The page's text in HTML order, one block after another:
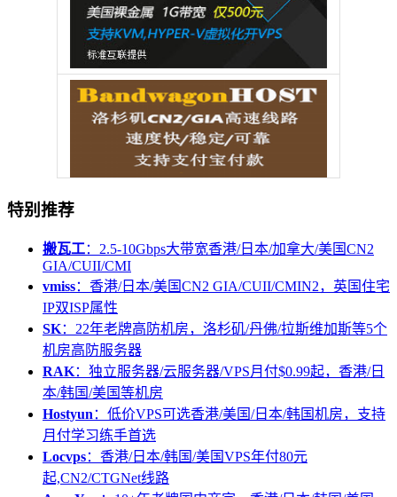
特别推荐
搬瓦工：2.5-10Gbps大带宽香港/日本/加拿大/美国CN2
GIA/CUII/CMI
vmiss：香港/日本/美国CN2 GIA/CUII/CMIN2，英国住宅
IP双ISP属性
SK：22年老牌高防机房，洛杉矶/丹佛/拉斯维加斯等5个
机房高防服务器
RAK：独立服务器/云服务器/VPS月付$0.99起，香港/日
本/韩国/美国等机房
Hostyun ：低价VPS可选香港/美国/日本/韩国机房，支持
月付学习练手首选
Locvps：香港/日本/韩国/美国VPS年付80元
起,CN2/CTGNet线路